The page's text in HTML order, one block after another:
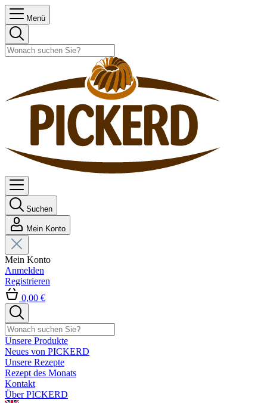
Menü
Suchen
Mein Konto
Mein Konto
Anmelden
Registrieren
0,00 €
Unsere Produkte
Neues von PICKERD
Unsere Rezepte
Rezept des Monats
Kontakt
Über PICKERD